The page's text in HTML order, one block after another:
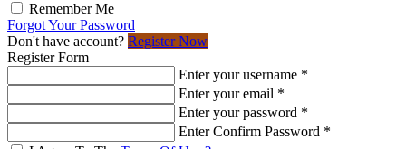
Remember Me
Forgot Your Password
Don't have account? Register Now
Register Form
Enter your username *
Enter your email *
Enter your password *
Enter Confirm Password *